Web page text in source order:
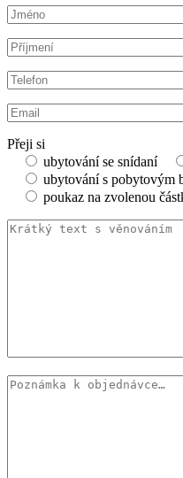
Přeji si
ubytování se snídaní
ubytování s pobytovým
poukaz na zvolenou